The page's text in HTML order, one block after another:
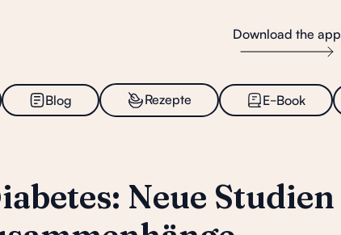
Download the app
Blog Rezepte E Book
Neue Studien